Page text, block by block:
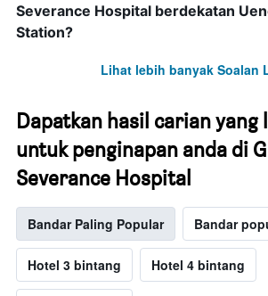
Severance Hospital berdekatan
Station?
Lihat lebih banyak Soalan
Dapatkan hasil carian yang
untuk penginapan anda di
Severance Hospital
Bandar Paling Popular Bandar
Hotel 3 bintang Hotel 4 bintang